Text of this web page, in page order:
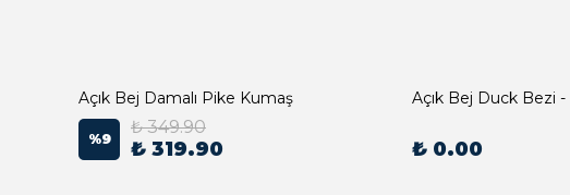
Açık Bej Damalı Pike Kumaş
%9
₺ 349.90
₺ 319.90 ₺ 0.00